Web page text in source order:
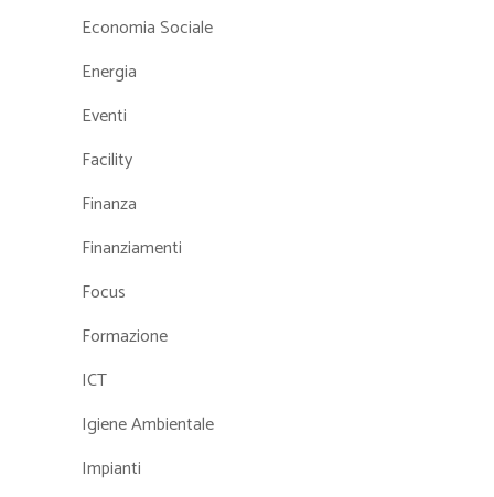
Economia Sociale
Energia
Eventi
Facility
Finanza
Finanziamenti
Focus
Formazione
ICT
Igiene Ambientale
Impianti